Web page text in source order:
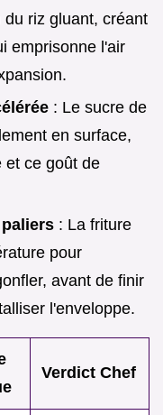
riz gluant, créant
emprisonne l'air
: Le sucre de
en surface,
et ce goût de
: La friture
pour
avant de finir
l'enveloppe.
Verdict Chef